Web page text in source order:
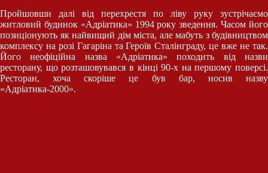
Пройшовши далі від перехрестя по ліву руку зустрічаємо
житловий будинок «Адріатика» 1994 року зведення. Часом його
позиціонують як найвищий дім міста, але мабуть з будівництвом
комплексу на розі Гагаріна та Героїв Сталінграду, це вже не так.
Його неофіційна назва «Адріатика» походить від назви
ресторану, що розташовувався в кінці 90-х на першому поверсі.
Ресторан, хоча скоріше це був бар, носив назву
«Адріатика-2000».